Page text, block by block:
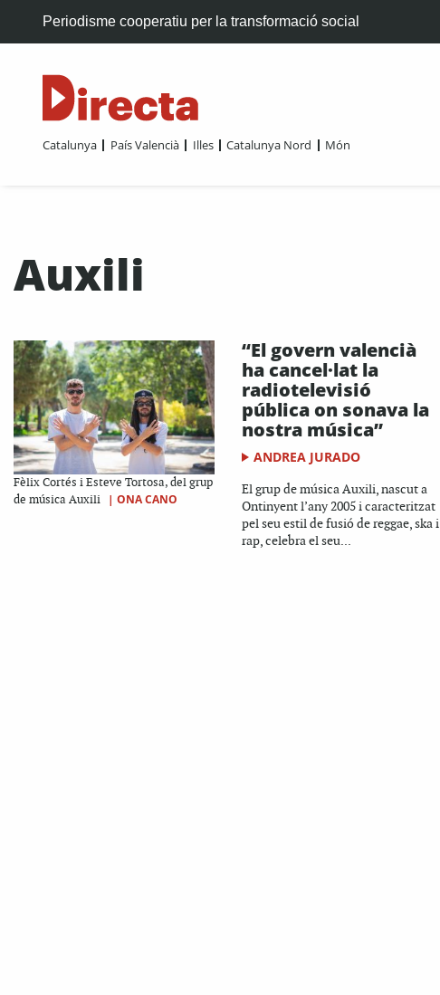
Periodisme cooperatiu per la transformació social
Catalunya País Valencià Illes Catalunya Nord Món
Auxili
Fèlix Cortés i Esteve Tortosa, del grup
de música Auxili
| ONA CANO
“El govern valencià
ha cancel·lat la
radiotelevisió
pública on sonava la
nostra música”
ANDREA JURADO
El grup de música Auxili, nascut a
Ontinyent l’any 2005 i caracteritzat
pel seu estil de fusió de reggae, ska i
rap, celebra el seu...